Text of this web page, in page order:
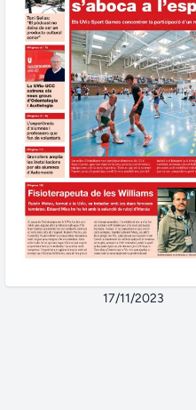
17/11/2023